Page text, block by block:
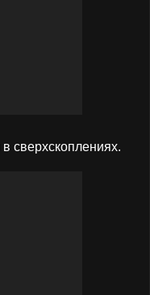
сверхскоплениях.